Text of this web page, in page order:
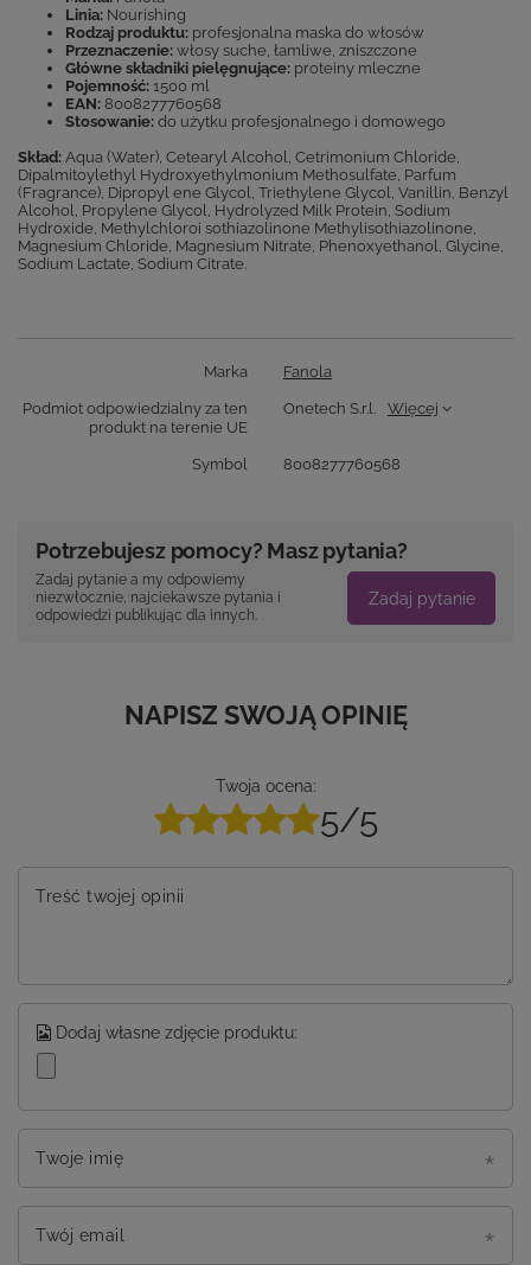
Linia: Nourishing
Rodzaj produktu: profesjonalna maska do włosów
Przeznaczenie: włosy suche, łamliwe, zniszczone
Główne składniki pielęgnujące: proteiny mleczne
Pojemność: 1500 ml
EAN: 8008277760568
Stosowanie: do użytku profesjonalnego i domowego
Skład: Aqua (Water), Cetearyl Alcohol, Cetrimonium Chloride,
Dipalmitoylethyl Hydroxyethylmonium Methosulfate, Parfum
(Fragrance), Dipropyl ene Glycol, Triethylene Glycol, Vanillin, Benzyl
Alcohol, Propylene Glycol, Hydrolyzed Milk Protein, Sodium
Hydroxide, Methylchloroi sothiazolinone Methylisothiazolinone,
Magnesium Chloride, Magnesium Nitrate, Phenoxyethanol, Glycine,
Sodium Lactate, Sodium Citrate.
Marka Fanola
Podmiot odpowiedzialny za ten
produkt na terenie UE
Onetech S.r.l. Więcej
Symbol 8008277760568
Potrzebujesz pomocy? Masz pytania?
Zadaj pytanie a my odpowiemy
niezwłocznie, najciekawsze pytania i
odpowiedzi publikując dla innych.
Zadaj pytanie
NAPISZ SWOJĄ OPINIĘ
Twoja ocena:
5/5
Treść twojej opinii
Dodaj własne zdjęcie produktu:
Twoje imię
Twój email